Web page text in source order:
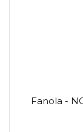
Fanola -